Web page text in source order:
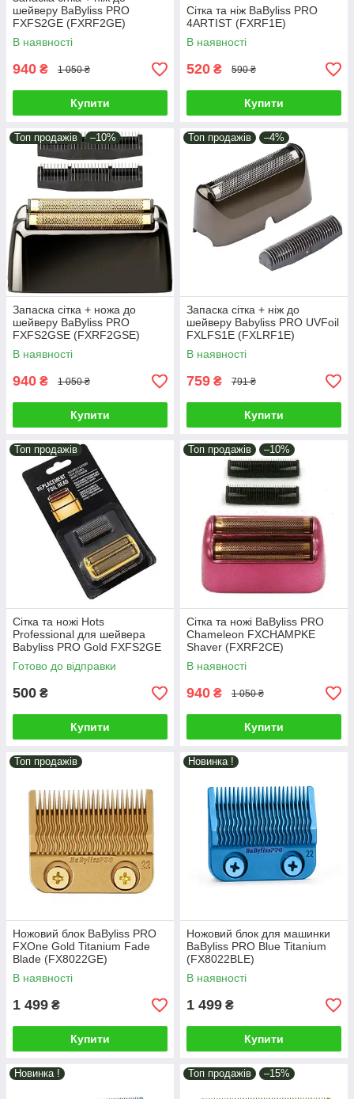
шейверу BaByliss PRO
FXFS2GE (FXRF2GE)
В наявності
940 ₴ 1 050 ₴
Купити
Сітка та ніж BaByliss PRO
4ARTIST (FXRF1E)
В наявності
520 ₴ 590 ₴
Купити
Топ продажів –10%
Запаска сітка + ножа до
шейверу BaByliss PRO
FXFS2GSE (FXRF2GSE)
В наявності
940 ₴ 1 050 ₴
Купити
Топ продажів –4%
Запаска сітка + ніж до
шейверу Babyliss PRO UVFoil
FXLFS1E (FXLRF1E)
В наявності
759 ₴ 791 ₴
Купити
Топ продажів
Сітка та ножі Hots
Professional для шейвера
Babyliss PRO Gold FXFS2GE
(HP-FXRF2GE)
Готово до відправки
500 ₴
Купити
Топ продажів –10%
Сітка та ножі BaByliss PRO
Chameleon FXCHAMPKE
Shaver (FXRF2CE)
В наявності
940 ₴ 1 050 ₴
Купити
Топ продажів
Ножовий блок BaByliss PRO
FXOne Gold Titanium Fade
Blade (FX8022GE)
В наявності
1 499 ₴
Купити
Новинка !
Ножовий блок для машинки
BaByliss PRO Blue Titanium
(FX8022BLE)
В наявності
1 499 ₴
Купити
Новинка ! Топ продажів –15%